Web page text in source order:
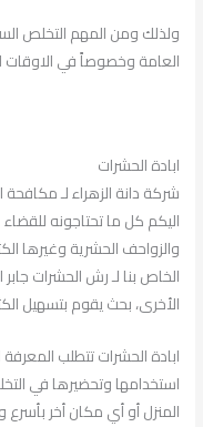
ولذلك ومن المهم التخلص
العامة وخصوصاً في الاوقات
ابادة الحشرات
شركة دانة الزهراء لـ
اليكم كل ما تحتاجونه
والزواحف الحشرية وغيرها
الخاص بنا لـ رش الحشرات
الأخرى، بحث يقوم بتسهيل
ابادة الحشرات تتطلب
استخدامها وتحضيرها في
المنزل أو أي مكان أخر